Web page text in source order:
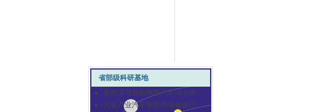
省部级科研基地
新能源与智能网联汽车湖北省...
汽车产业汽车零部件绿色设计...